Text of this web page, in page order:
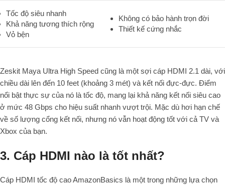
Tốc độ siêu nhanh
Khả năng tương thích rộng
Vỏ bện
Không có bảo hành trọn đời
Thiết kế cứng nhắc
Zeskit Maya Ultra High Speed cũng là một sợi cáp HDMI 2.1 dài, với
chiều dài lên đến 10 feet (khoảng 3 mét) và kết nối đực-đực. Điểm
nổi bật thực sự của nó là tốc độ, mang lại khả năng kết nối siêu cao
ở mức 48 Gbps cho hiệu suất nhanh vượt trội. Mặc dù hơi hạn chế
về số lượng cổng kết nối, nhưng nó vẫn hoạt động tốt với cả TV và
Xbox của bạn.
3. Cáp HDMI nào là tốt nhất?
Cáp HDMI tốc độ cao AmazonBasics là một trong những lựa chọn